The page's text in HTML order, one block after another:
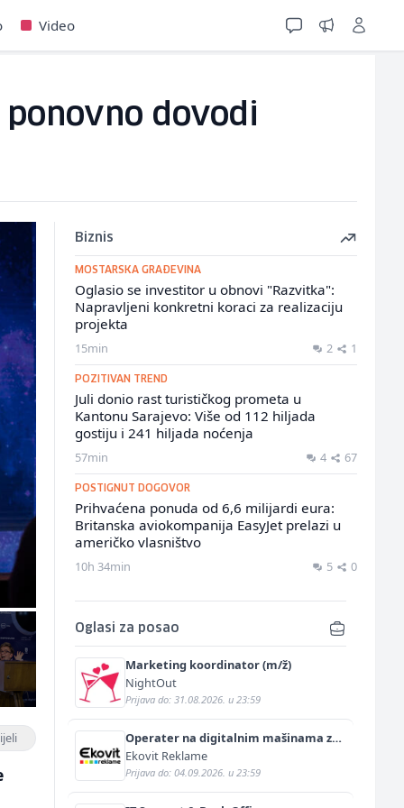
Video
dovodi
Biznis
MOSTARSKA GRAĐEVINA
Oglasio se investitor u obnovi "Razvitka":
Napravljeni konkretni koraci za realizaciju
projekta
15min 2 1
POZITIVAN TREND
Juli donio rast turističkog prometa u
Kantonu Sarajevo: Više od 112 hiljada
gostiju i 241 hiljada noćenja
57min 4 67
POSTIGNUT DOGOVOR
Prihvaćena ponuda od 6,6 milijardi eura:
Britanska aviokompanija EasyJet prelazi u
američko vlasništvo
10h 34min 5 0
Oglasi za posao
Marketing koordinator (m/ž)
NightOut
Prijava do: 31.08.2026. u 23:59
Operater na digitalnim mašinama za
štampu i doradu (m/ž)
Ekovit Reklame
Prijava do: 04.09.2026. u 23:59